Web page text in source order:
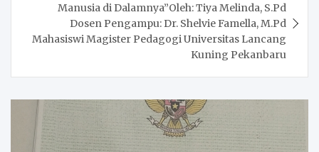
Manusia di Dalamnya”Oleh: Tiya Melinda, S.Pd
Dosen Pengampu: Dr. Shelvie Famella, M.Pd
Mahasiswi Magister Pedagogi Universitas Lancang
Kuning Pekanbaru